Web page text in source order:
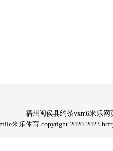
福州闽侯县约茶vxm6米乐网
mile米乐体育 copyright 2020-2023